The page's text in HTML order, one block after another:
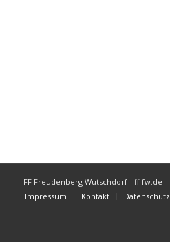
FF Freudenberg Wutschdorf - ff-fw.de
Impressum
Kontakt Datenschutz